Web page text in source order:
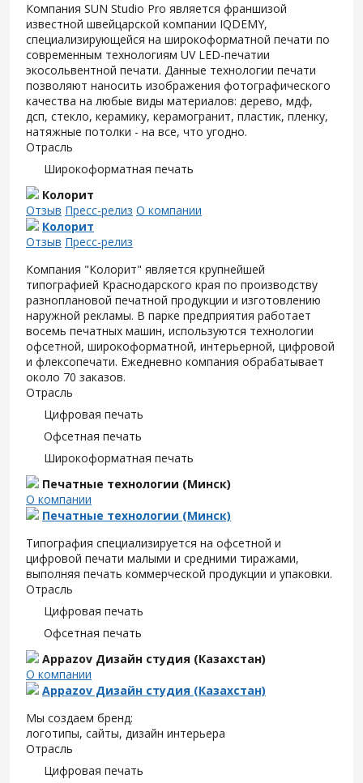
Компания SUN Studio Pro является франшизой
известной швейцарской компании IQDEMY,
специализирующейся на широкоформатной печати по
современным технологиям UV LED-печатии
экосольвентной печати. Данные технологии печати
позволяют наносить изображения фотографического
качества на любые виды материалов: дерево, мдф,
дсп, стекло, керамику, керамогранит, пластик, пленку,
натяжные потолки - на все, что угодно.
Отрасль
Широкоформатная печать
Колорит
Отзыв Пресс-релиз О компании
Колорит
Отзыв Пресс-релиз
Компания "Колорит" является крупнейшей
типографией Краснодарского края по производству
разноплановой печатной продукции и изготовлению
наружной рекламы. В парке предприятия работает
восемь печатных машин, используются технологии
офсетной, широкоформатной, интерьерной, цифровой
и флексопечати. Ежедневно компания обрабатывает
около 70 заказов.
Отрасль
Цифровая печать
Офсетная печать
Широкоформатная печать
Печатные технологии (Минск)
О компании
Печатные технологии (Минск)
Типография специализируется на офсетной и
цифровой печати малыми и средними тиражами,
выполняя печать коммерческой продукции и упаковки.
Отрасль
Цифровая печать
Офсетная печать
Appazov Дизайн студия (Казахстан)
О компании
Appazov Дизайн студия (Казахстан)
Мы создаем бренд:
логотипы, сайты, дизайн интерьера
Отрасль
Цифровая печать